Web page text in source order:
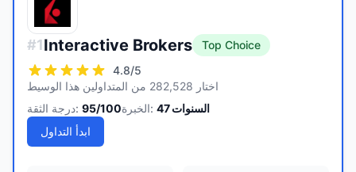
#1Interactive Brokers
Top Choice
4.8/5
اختار 282,528 من المتداولين هذا الوسيط
درجة الثقة: 95/100 الخبرة: 47 السنوات
ابدأ التداول